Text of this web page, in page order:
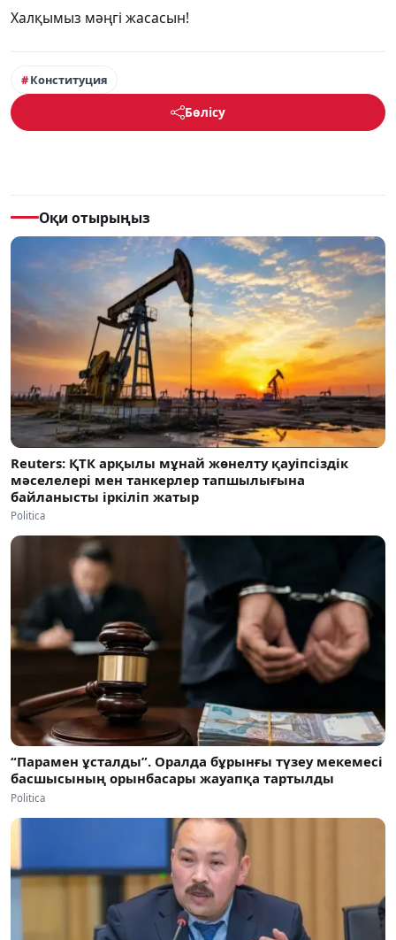
Халқымыз мәңгі жасасын!
Конституция
Бөлісу
Оқи отырыңыз
Reuters: ҚТК арқылы мұнай жөнелту қауіпсіздік
мәселелері мен танкерлер тапшылығына
байланысты іркіліп жатыр
Politica
“Парамен ұсталды”. Оралда бұрынғы түзеу мекемесі
басшысының орынбасары жауапқа тартылды
Politica